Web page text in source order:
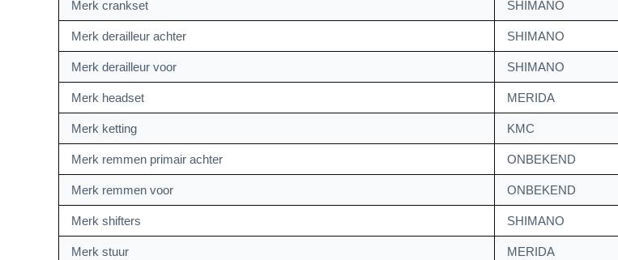
Merk crankset SHIMANO
Merk derailleur achter SHIMANO
Merk derailleur voor SHIMANO
Merk headset MERIDA
Merk ketting KMC
Merk remmen primair achter ONBEKEND
Merk remmen voor ONBEKEND
Merk shifters SHIMANO
Merk stuur MERIDA